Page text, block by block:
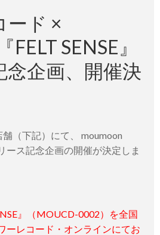
ード ×
FELT SENSE』
念企画、開催決
（下記）にて、 moumoon
ース記念企画の開催が決定しま
』（MOUCD-0002）を全国
ーレコード・オンラインにてお